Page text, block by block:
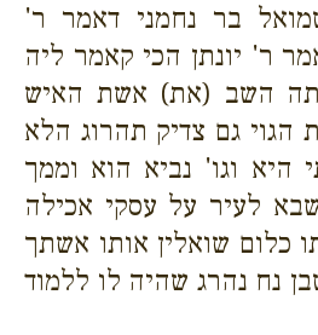
בר נחמני דאמר ר'
ר' יונתן הכי קאמר ליה
השב (את) אשת האיש
הגוי גם צדיק תהרוג הלא
היא וגו' נביא הוא וממך
לעיר על עסקי אכילה
כלום שואלין אותו אשתך
נח נהרג שהיה לו ללמוד